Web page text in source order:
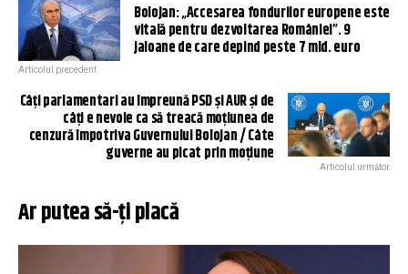
Bolojan: „Accesarea fondurilor europene este
vitală pentru dezvoltarea României”. 9
jaloane de care depind peste 7 mld. euro
Articolul precedent
Câți parlamentari au împreună PSD și AUR și de
câți e nevoie ca să treacă moțiunea de
cenzură împotriva Guvernului Bolojan / Câte
guverne au picat prin moțiune
Articolul următor
Ar putea să-ți placă